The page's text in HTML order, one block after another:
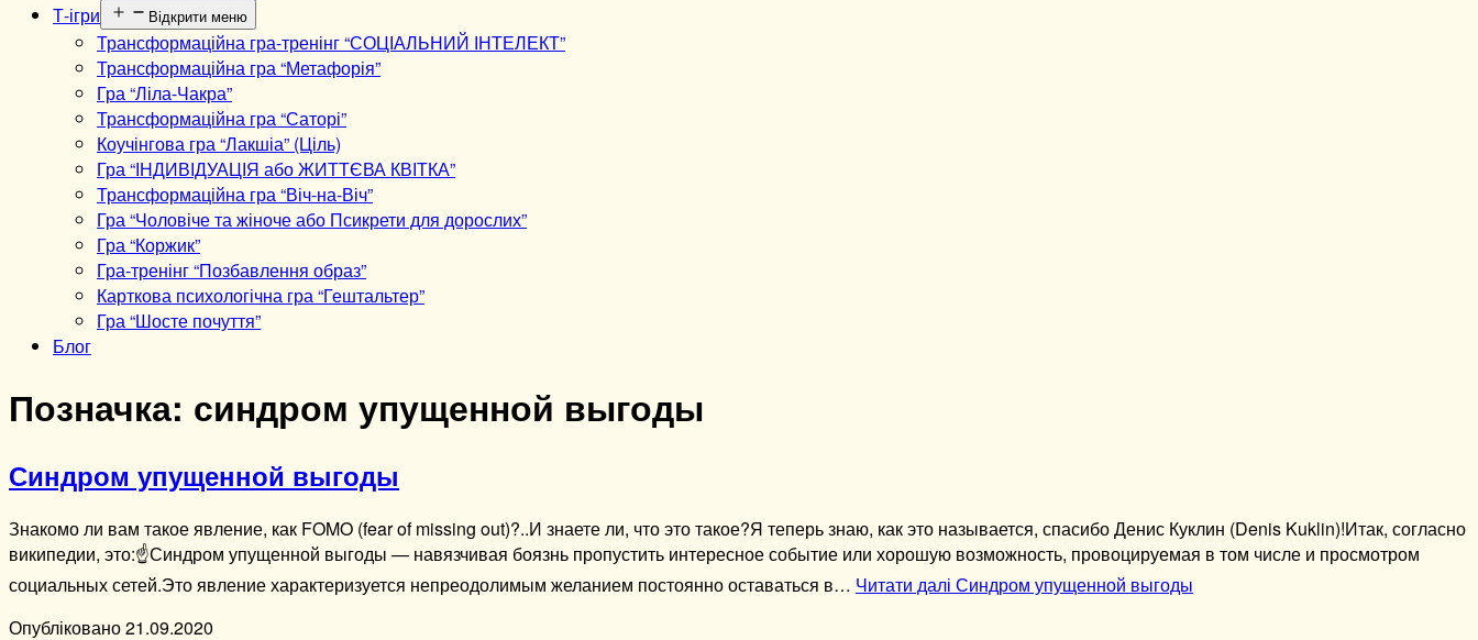
Т-ігри
Відкрити меню
Трансформаційна гра-тренінг “СОЦІАЛЬНИЙ ІНТЕЛЕКТ”
Трансформаційна гра “Метафорія”
Гра “Ліла-Чакра”
Трансформаційна гра “Саторі”
Коучінгова гра “Лакшіа” (Ціль)
Гра “ІНДИВІДУАЦІЯ або ЖИТТЄВА КВІТКА”
Трансформаційна гра “Віч-на-Віч”
Гра “Чоловіче та жіноче або Псикрети для дорослих”
Гра “Коржик”
Гра-тренінг “Позбавлення образ”
Карткова психологічна гра “Гештальтер”
Гра “Шосте почуття”
Блог
Позначка: синдром упущенной выгоды
Синдром упущенной выгоды
Знакомо ли вам такое явление, как FOMO (fear of missing out)?..И знаете ли, что это такое?Я теперь знаю, как это называется, спасибо Денис Куклин (Denis Kuklin)!Итак, согласно
википедии, это:☝️Синдром упущенной выгоды — навязчивая боязнь пропустить интересное событие или хорошую возможность, провоцируемая в том числе и просмотром
социальных сетей.Это явление характеризуется непреодолимым желанием постоянно оставаться в… Читати далі Синдром упущенной выгоды
Опубліковано21.09.2020